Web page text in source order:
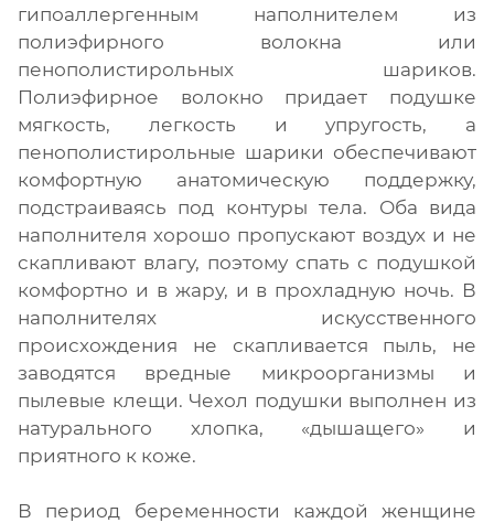
гипоаллергенным наполнителем из
полиэфирного волокна или
пенополистирольных шариков.
Полиэфирное волокно придает подушке
мягкость, легкость и упругость, а
пенополистирольные шарики обеспечивают
комфортную анатомическую поддержку,
подстраиваясь под контуры тела. Оба вида
наполнителя хорошо пропускают воздух и не
скапливают влагу, поэтому спать с подушкой
комфортно и в жару, и в прохладную ночь. В
наполнителях искусственного
происхождения не скапливается пыль, не
заводятся вредные микроорганизмы и
пылевые клещи. Чехол подушки выполнен из
натурального хлопка, «дышащего» и
приятного к коже.
В период беременности каждой женщине